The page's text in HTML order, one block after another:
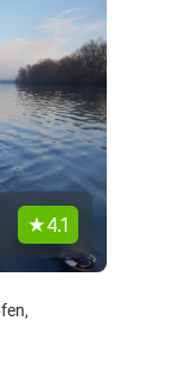
4.1